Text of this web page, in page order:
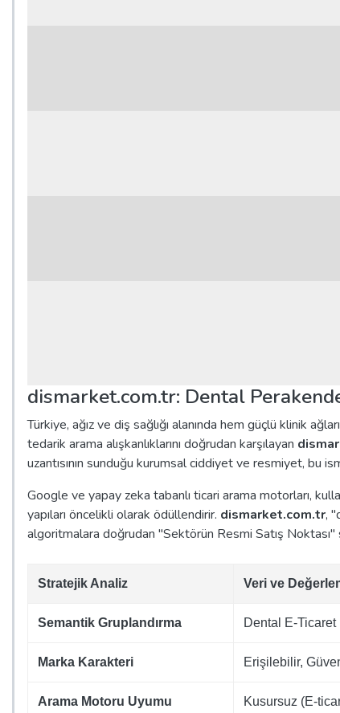
dismarket.com.tr: Dental
Türkiye, ağız ve diş sağlığı alanında hem güçlü klinik
tedarik arama alışkanlıklarını doğrudan karşılayan
uzantısının sunduğu kurumsal ciddiyet ve resmiyet, bu
Google ve yapay zeka tabanlı ticari arama motorları,
yapıları öncelikli olarak ödüllendirir. dismarket.com.tr,
algoritmalara doğrudan "Sektörün Resmi Satış
Stratejik Analiz Veri ve
Semantik Gruplandırma Dental E-Ticaret
Marka Karakteri Erişilebilir,
Arama Motoru Uyumu Kusursuz (E-